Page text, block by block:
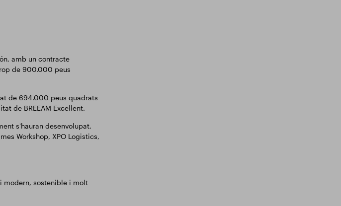
amb un contracte
de 900.000 peus
de 694.000 peus quadrats
de BREEAM Excellent.
s'hauran desenvolupat,
Workshop, XPO Logistics,
modern, sostenible i molt